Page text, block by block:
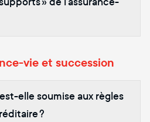
vie et succession
elle soumise aux règles
?